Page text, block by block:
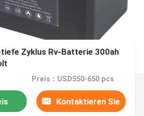
Zyklus Rv-Batterie 300ah
Preis：USD550-650 pcs
Kontaktieren Sie